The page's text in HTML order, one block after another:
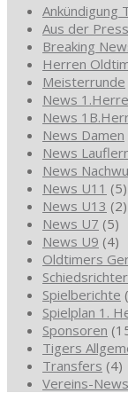
Ankündigung
Aus der
Breaking
Herren
Meisterrunde
News
News
News Damen
News
News
News U11 (5)
News U13 (2)
News U7 (5)
News U9 (4)
Oldtimers
Schiedsrichter
Spielberichte
Spielplan 1.
Sponsoren
Tigers
Transfers (4)
Vereins-News